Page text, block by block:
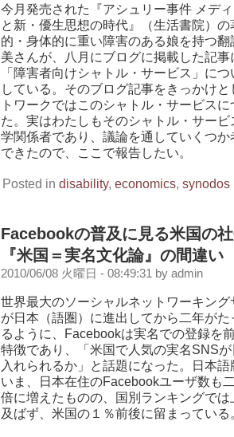
今月発売された『アシュリー事件 メデ
と新・優生思想の時代』（生活書院）
的・身体的に重い障害のある娘を持つ
美さんが、八月にブログに掲載した記
「障害者向けシャトル・サービス」に
している。そのブログ記事をきっかけ
トワークではこのシャトル・サービス
た。実はわたしもそのシャトル・サー
学関係者であり、議論を通していくつ
できたので、ここで報告したい。
Posted in disability, economics, synodos
Facebookの普及に見る米国の
『米国＝実名文化論』の間違い
2010/06/08 火曜日 - 08:49:31 by admin
世界最大のソーシャルネットワーキン
が日本（語圏）に進出してから二年が
るように、Facebookは実名での登録を
特徴であり、「米国で人気の実名SNS
入れられるか」と話題になった。日本
いま、日本在住のFacebookユーザ数も
倍に増えたものの、国別ランキングで
及ばず、米国の１％前後に留まっている